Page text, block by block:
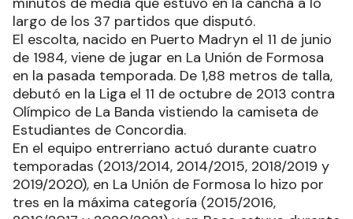
largo de los 37 partidos que disputó.
El escolta, nacido en Puerto Madryn el 11 de junio
de 1984, viene de jugar en La Unión de Formosa
en la pasada temporada. De 1,88 metros de talla,
debutó en la Liga el 11 de octubre de 2013 contra
Olímpico de La Banda vistiendo la camiseta de
Estudiantes de Concordia.
En el equipo entrerriano actuó durante cuatro
temporadas (2013/2014, 2014/2015, 2018/2019 y
2019/2020), en La Unión de Formosa lo hizo por
tres en la máxima categoría (2015/2016,